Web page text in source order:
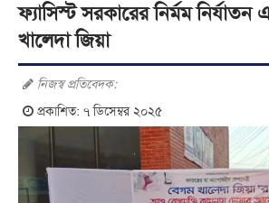
ফ্যাসিস্ট সরকারের নির্মম নির্যাতন
খালেদা জিয়া
নিজস্ব প্রতিবেদক:
প্রকাশিত: ৭ ডিসেম্বর ২০২৫